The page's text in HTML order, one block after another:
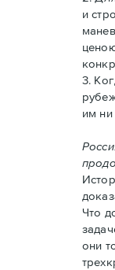
и
3.
им
Что
они